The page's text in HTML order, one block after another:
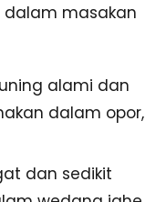
masakan
alami dan
dalam opor,
dan sedikit